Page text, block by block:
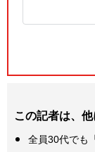
この記者は、
全員30代でも